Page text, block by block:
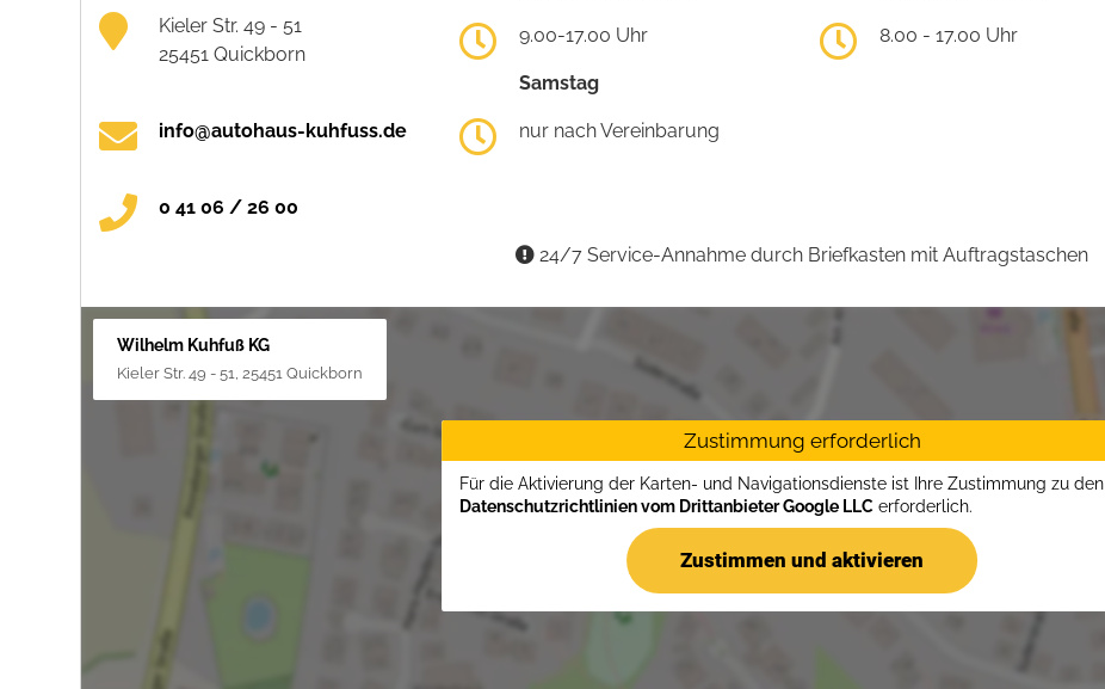
Kieler Str. 49 - 51
25451 Quickborn
info@autohaus-kuhfuss.de
0 41 06 / 26 00
9.00-17.00 Uhr
Samstag
nur nach Vereinbarung
8.00 - 17.00 Uhr
24/7 Service-Annahme durch Briefkasten mit Auftragstaschen
Wilhelm Kuhfuß KG
Kieler Str. 49 - 51, 25451 Quickborn
Zustimmung erforderlich
Für die Aktivierung der Karten- und Navigationsdienste ist Ihre Zustimmung zu den
Datenschutzrichtlinien vom Drittanbieter Google LLC erforderlich.
Zustimmen und aktivieren